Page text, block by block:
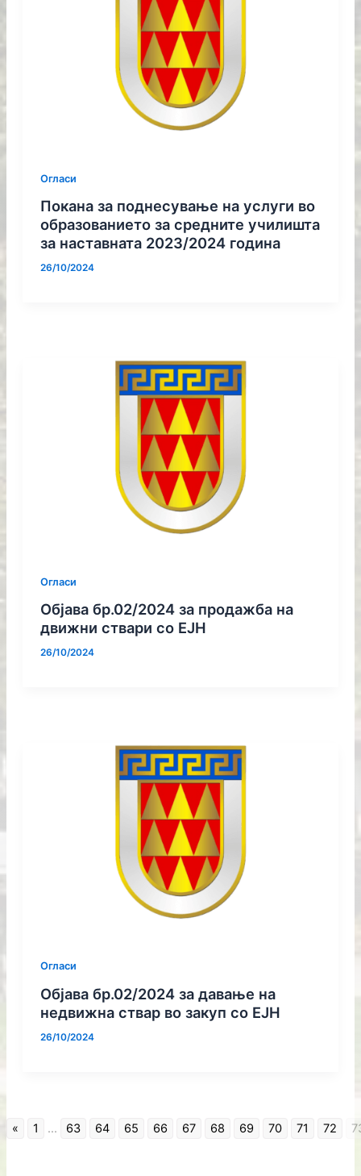
Огласи
Покана за поднесување на услуги во
образованието за средните училишта
за наставната 2023/2024 година
26/10/2024
Огласи
Објава бр.02/2024 за продажба на
движни ствари со ЕЈН
26/10/2024
Огласи
Објава бр.02/2024 за давање на
недвижна ствар во закуп со ЕЈН
26/10/2024
« 1 ... 63 64 65 66 67 68 69 70 71 72